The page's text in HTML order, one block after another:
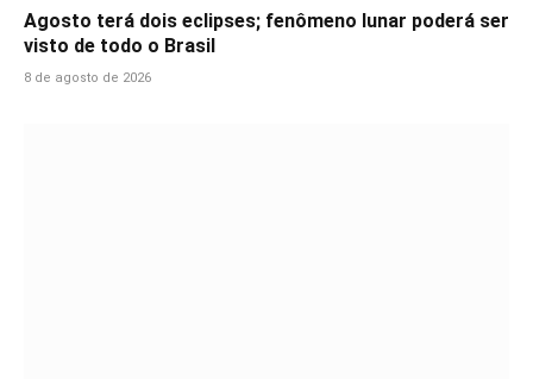
Agosto terá dois eclipses; fenômeno lunar poderá ser
visto de todo o Brasil
8 de agosto de 2026